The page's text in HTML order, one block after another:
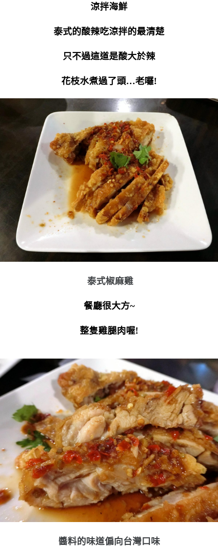
涼拌海鮮
泰式的酸辣吃涼拌的最清楚
只不過這道是酸大於辣
花枝水煮過了頭…老囉!
泰式椒麻雞
餐廳很大方~
整隻雞腿肉喔!
醬料的味道偏向台灣口味